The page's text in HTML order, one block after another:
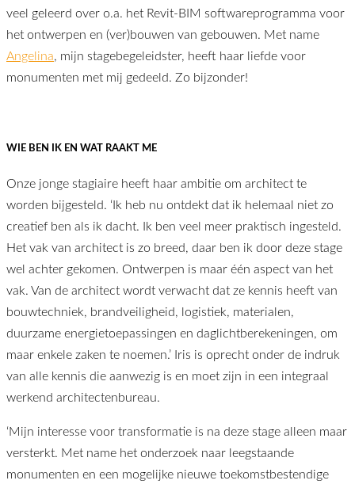
veel geleerd over o.a. het Revit-BIM softwareprogramma voor
het ontwerpen en (ver)bouwen van gebouwen. Met name
Angelina, mijn stagebegeleidster, heeft haar liefde voor
monumenten met mij gedeeld. Zo bijzonder!
WIE BEN IK EN WAT RAAKT ME
Onze jonge stagiaire heeft haar ambitie om architect te
worden bijgesteld. ‘Ik heb nu ontdekt dat ik helemaal niet zo
creatief ben als ik dacht. Ik ben veel meer praktisch ingesteld.
Het vak van architect is zo breed, daar ben ik door deze stage
wel achter gekomen. Ontwerpen is maar één aspect van het
vak. Van de architect wordt verwacht dat ze kennis heeft van
bouwtechniek, brandveiligheid, logistiek, materialen,
duurzame energietoepassingen en daglichtberekeningen, om
maar enkele zaken te noemen.’ Iris is oprecht onder de indruk
van alle kennis die aanwezig is en moet zijn in een integraal
werkend architectenbureau.
‘Mijn interesse voor transformatie is na deze stage alleen maar
versterkt. Met name het onderzoek naar leegstaande
monumenten en een mogelijke nieuwe toekomstbestendige